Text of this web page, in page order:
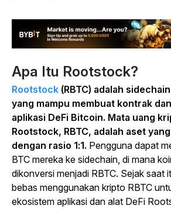
Apa Itu Rootstock?
Rootstock (RBTC) adalah
yang mampu membuat kontrak
aplikasi DeFi Bitcoin. Mata uang
Rootstock, RBTC, adalah aset
dengan rasio 1:1. Pengguna dapat
BTC mereka ke sidechain, di mana
dikonversi menjadi RBTC. Sejak saat
bebas menggunakan kripto RBTC
ekosistem aplikasi dan alat DeFi